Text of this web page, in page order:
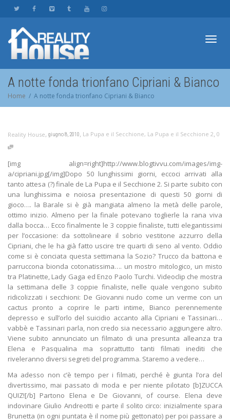
A notte fonda trionfano Cipriani & Bianco
Home A notte fonda trionfano Cipriani & Bianco
Reality House, giugno 8, 2010, La Pupa e il Secchione, La Pupa e il Secchione 2, 0
[img align=right]http://www.blogtivvu.com/images/img-
a/cipriani.jpg[/img]Dopo 50 lunghissimi giorni, eccoci arrivati alla
tanto attesa (?) finale de La Pupa e il Secchione 2. Si parte subito con
una lunghissima e noiosa presentazione di questi 50 giorni di
gioco…. la Barale si è già mangiata almeno la metà delle parole,
ottimo inizio. Almeno per la finale potevano toglierle la rana viva
dalla bocca… Ecco finalmente le 3 coppie finaliste, tutti elegantissimi
per l’occasione: da sottolineare il sobrio vestitone azzurro della
Cipriani, che le ha già fatto uscire tre quarti di seno al vento. Oddio
come si è conciata questa settimana la Sozio? Trucco da battona e
parruccona bionda cotonatissima…. un mostro mitologico, un misto
tra Platinette, Lady Gaga ed Enzo Paolo Turchi. Videoclip che mostra
la settimana delle 3 coppie finaliste, nelle quale vengono subito
ridicolizzati i secchioni: De Giovanni nudo come un verme con un
cactus pronto a coprire le parti intime, Bianco perennemente
depresso e sull’orlo del suicidio accanto alla Cipriani e Tassinari…
vabbè e Tassinari parla, non credo sia necessario aggiungere altro.
Viene subito annunciato un filmato di una presunta alleanza tra
Elena e Pasqualina ma soprattutto tanti filmati inediti che
riveleranno diversi segreti del programma. Staremo a vedere…
Ma adesso non c’è tempo per i filmati, perché è giunta l’ora del divertissimo, mai passato di moda e per niente pilotato [b]ZUCCA QUIZ![/b] Partono Elena e De Giovanni, of course. Elena deve indovinare Giulio Andreotti e parte il solito circo: inizialmente spara Brunetta (in ogni puntata è il nome più gettonato) per poi passare a Giulio Dicci e Giulio Ciociaro. I Cugini di Campagna invece diventano i Rolling Stones, i Queen e infine i Pooh. L’unica cosa decente che viene fuori dalla prova è che Papi dovrebbe andare a coltivare la terra. Ma c’è una novità: questa settimana anche i secchioni dovranno sottoporsi allo Zucca Quiz, con immagini relative al mondo delle pupe. A De Giovanni viene mostrato Maicol del Grande Fratello…. finge palesemente di non sapere la risposta e dopo qualche minuto di pagliacciata avviene l’illuminazione sulla via di Damasco e riesce a dare la risposta. E’ il turno di Pasqualina e Tassinari:Benito Mussolini diventa Alessandro Mussolini e bon, illuminata anche lei dopo qualche minuto. Si passa subito alla foto per Tassinari…. solo un’immagine per Pasqualina? Qualcosa mi dice già adesso quale sarà la direzione che prenderà la puntata. Tassinari deve indovinare Costantino…. se finge lo sta facendo bene, anche se pare leggermente attratto dal tronista. Ballano entrambi sulla cattedra… qualcuno fermi Tassinari, sembra gli abbiano attaccato un’aspirapolvere sul derriere Classica pubblicità di rito e si passa alla coppia Cipriani-Bianco: ritratto di Dante Alighieri per la Cipriani e arriva il primo vero momento divertente della trasmissione, almeno la maggiorata strappa qualche sorriso. Stranamente indovina relativamente presto, quindi si passa alla seconda foto: Elvis, ma anche questa volta il personaggio viene indovinato prima del previsto (anche se diventa Elvis Spradli). Strano che abbiano giocato la carta Cipriani così in fretta…. Bianco intanto si ricorda di esistere e chiede anche lui di poter fare la famosa accavallata di gambe delle pupe. Per lui la foto di tal Robert Pattinson, che il sottoscritto non ha mai sentito neanche nominare, ma il secchione per fortuna indovina subito risparmiandoci il ridicolo teatrino dei suoi colleghi. Stacchetto anche per l’ultima coppia, Bianco balla indubbiamente meglio della Cipriani e riesce ad essere anche più sensuale della sua pupa Irrompe in studio la Barale per annunciarci che questa sera verranno assegnati dei premi speciali. Primo premio: Miss Zucca Quiz per l’agnagnata (potrebbe essere qualsiasi cosa, non ho capito una mazza) candidate Elena, Ludovica e Francesca alle quali viene chiesto di sedersi sulla scrivania (quindi si presuppone che la Barale abbia cercato di dire accavallata). Bon, premio vinto da Ludovica! La conduzione resta ancora in mano alla Barale che, con il suo solito tono entusiasta, ci informa che è arrivato il momento di testare il miglioramento dei secchioni: “ragazzi tutti in mutande, è arrivata l’ora della misurazione” ….. ah si , parla di peso e muscoli. Per la finale è prevista addirittura una prova di motociclismo in esterna: i secchioni devono scorazzare come poveri beoti nella pista e le pupe devono rispondere alle solite domande di cultura generale. Prova abbastanza noiosa, fatta eccezione per le cadute di Tassinari e per alcune perle di Pasqualina: – Si festeggia la seconda domenica di maggio…. Cos’è? – Boh – Lo diventerai anche tu – Santa!!!!! Si passa alla prima votazione parziale da parte della giuria: primi Elena-De Giovanni, seguono Cipriani-Bianco, fanalini di coda Pasqualina-Tassinari. Ma i conduttori ci rassicurano: “tranquilli, la finale è ancora lunga”. Ahimè, l’avevamo intuito… E’ il momento del famoso filmato dell’alleanza tra Pasqualina ed Elena: le due storiche rivali sono stanche del doppiogiochismo di De Giovanni e lo insultano con la stessa maturità degna dell’asilo nido di mia cugina. Al rientro in studio Elena ingrana la retromarcia e dichiara di aver chiarito con De Giovanni, tornando a starnazzare contro Pasqualina. Ovviamente nessuno ha capito che si tratta dell’ultimo disperato tentativo di cercare di vincere il programma (illusa…). In tutto ciò, ovviamente, la Barale non perde occasione di attaccare Pasqualina mischiando urla, frasi acide e solite parole incomprensibili… il pubblico inizia ad acclamare Pasqualina ma viene prontamente zittito. In preda ad una crisi di nervi, la Barale annuncia un altro premio speciale, Mister Cubista…. and The Winner is….. De Giovanni, liquidato in poco meno di 5 secondi. Ennesima discussione della tranquillissima e pacatissima Elena, che minaccia nuovamente di picchiare De Giovanni in seguito alla dichiarazione del secchione di un presunto bacio tra i due. Partono le solite frasi educate e di classe “io con uno sfigato come te non ci andrei mai” e “se ti avvicini ti gonfio di nuovo”. Tutto fa pensare che sia un’invenzione del secchione…. ma pensando di avere i microfoni spenti i due lasciano intendere chiaramente che il bacio in realtà in qualche modo ci sia stato. Elena continua a negare discutendo animatamente con Platinette. Viene anche chiesto l’intervento del famoso esperto di linguaggio del corpo, colui che nelle scorse puntate ha fatto vergognare chiunque abbia studiato un minimo di linguaggio corporeo e non verbale. Anche “l’esperto” conferma che Elena stia mentendo. Improvviso intervento della Sozio che dice ad Elena di non vergognarsi per un semplice bacio, visto che sta mostrando Tette&Culo dall’inizio del gioco. No vi prego, lezioni di moralità da Angela Sozio non ci possono proprio sentire -.- Ma è già tempo di una nuova prova: le pupe devono saper riconoscere il proprio secchione calpestandolo. Quindi questi 3 poveri disgraziati vengono fatti sdraiare a casaccio, subendo la tranquilla passeggiata delle pupe sui loro corpi. Abbastanza tranquilla la passeggiata di Elena e Pasqualina, che riconoscono entrambe il proprio secchione. Tutti, indistintamente, stanno aspettando la passeggiata della Cipriani, considerando che a occhio e croce la pupa è l’esatto doppio del proprio secchione. I tre poveri disgraziati vengono calpestati a dovere da Eminflex Cipriani, che sembra particolarmente orientata verso le parti intime…. Ok, probabilmente i 3 ragazzi fino ad oggi non avranno fatto un grande uso del proprio arnese…. ma siamo proprio sicuri che sia il caso di renderli impotenti poco prima dei 30 anni, impedendogli definitivamente di procrearsi e riprodursi liberamente? Mentre i secchioni vengono rianimati tramite un massaggio cardiaco, viene mostrata una clip in cui tutti i finalisti visitano un parco divertimenti e un zoo. Pare che abbiano fatto pagare il prezzo del biglietto ai panda e alle scimmie per poter osservare la Cipriani. E’ arrivato il momento della prova [b]frullachiappe[/b]: tutto come sempre…. strafalcioni, più o meno veri, e inquadrature sui glutei a gran volontà. Viene inquadrato maggiormente il sedere delle pupe che la faccia di Papi, ma a tratti non si nota la differenza… Perle della prova: La spedizione dei 1000 partì dalla famosa spiaggia della Lombardia e Garibaldi era sposato con una certa Amanda. Magari era la Lear…. in fondo è sempre stata abituata ad andare con uomini più giovani di lei. Al termine della prova parte l’ennesima discussione tra Pasqualina e tutte le pupe, relativamente al carattere della pupa campana. Ben presto interviene la Barale nella discussione, che si lascia scappare l’ennesima occasione di attaccare Pasqualina. Arriva addirittura ad affermare che è molto più fine mostrare le tette, invece che ricoprirsi il corpo di fragole. Qualcuno insegni seriamente alla Barale come si conduce…. e datele un tranquillamente perché tra poco le scoppiano le vene del collo. Intanto nuova classifica parziale partorita dalle 5 menti eccelse della giuria: passando in testa Cipriani-Bianco, seguiti da Elena-De Giovanni. Sempre ultimi Pasqualina-Tassinari. Ancora un’altra prova, [b]SARABAGNA[/b]… ancora? Per fortuna pare sia l’ultima prova prima della classifica definitiva (tanto sono solo le 00:11). Tutti bagnati, Tassinari viene sedato per evitare la stessa reazione della scorsa settimana…. per fortuna almeno questa prova è durata relativamente poco. Intanto è l’ora della favola della Cipriani: la pupa, accompagnata da Bianco, passeggia per Roma in una carrozza trainata da due cavalli bianchi. Tutto perfetto se lei non continuasse a parlare continuamente, a saltare e a sbattere le Tette. Lui la fissa con odio, vorrebbe strangolarla… ma la concreta possibilità della vittoria finale riesce a fargli evitare la galera. Arriva anche la Pupa Hot. “State attenti, perché le pupe così svestite non le vedrete mai più” ci fa sapere la Barale…. certo, e io sono l’esatta copia di Brad Pitt. Ancora un’altra prova, la [b]Pupa Filosofale[/b]. Ma Sarabagna non doveva essere l’ultima prova? Tutto procede come sempre: Papi ripete le solite banalissime frasi ormai da 50 giorni e il pubblico ulula come se fosse la prima volta che vede una donna che in intimo. Bon, finita presto anche questa prova e si passa finalmente alla classifica definitiva della giuria… ah ma c’è anche qui il famoso Mario? Di mestiere fa il “portatore di buste nei programmi TV?” Probabilmente farà parte dello stesso sindacato del buon Fabio di Striscia la Notizia. Tra l’altro l’utilissimo Mario porta la busta ma l’annuncio viene dato dalla grafica…. La coppia che accede direttamente alla finalissima è……. [b]CIPRIANI – BIANCO[/b] Sbucano i genitori dei due ragazzi, aria di festeggiamenti in studio, la Barale inizia a spendere elogi per la coppia finalista… poi qualcuno le ricorda che non hanno ancora ufficialmente vinto e viene subito bloccata. Grandissima coincidenza, non prevista assolutamente da nessuno, la sfida finale nel vulcano è proprio tra Elena e Pasqualina. Duro testa a testa tra le due coppie, entrambe arrivano con una sola tacca finale ma Elena è l’ultima a dare la risposta giusta, dunque i terzi classificati della seconda edizione della Pup